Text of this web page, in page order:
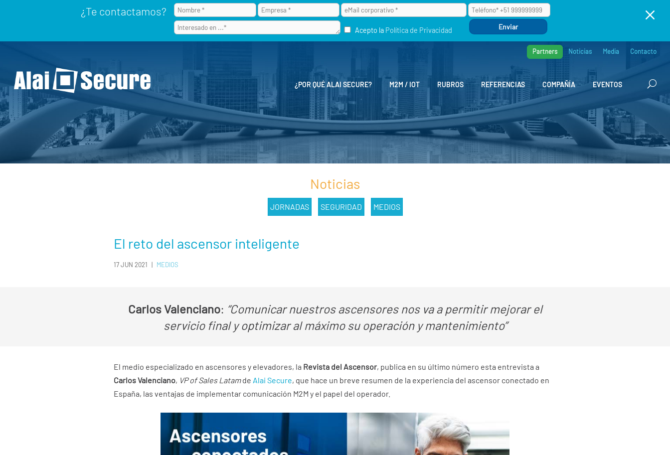
¿Te contactamos?
Acepto la Política de Privacidad
M
Partners Noticias Media Contacto
¿POR QUÉ ALAI SECURE? M2M / IOT RUBROS REFERENCIAS COMPAÑÍA EVENTOS
Noticias
JORNADAS SEGURIDAD MEDIOS
El reto del ascensor inteligente
17 JUN 2021 | MEDIOS
Carlos Valenciano: “Comunicar nuestros ascensores nos va a permitir mejorar el
servicio final y optimizar al máximo su operación y mantenimiento”
El medio especializado en ascensores y elevadores, la Revista del Ascensor, publica en su último número esta entrevista a
Carlos Valenciano, VP of Sales Latamde Alai Secure, que hace un breve resumen de la experiencia del ascensor conectado en
España, las ventajas de implementar comunicación M2M y el papel del operador.